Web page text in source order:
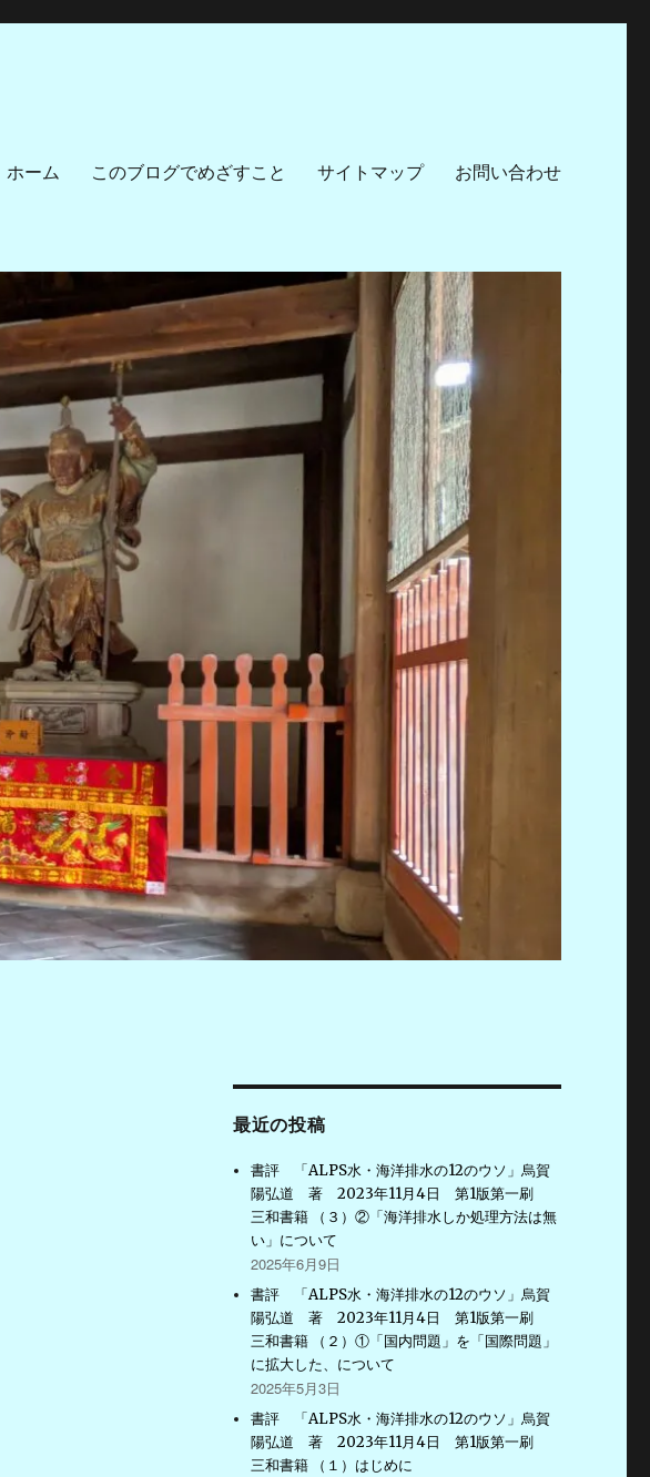
ホーム このブログでめざすこと サイトマップ お問い合わせ
最近の投稿
書評 「ALPS水・海洋排水の12のウソ」烏賀
陽弘道 著 2023年11月4日 第1版第一刷
三和書籍 （３）②「海洋排水しか処理方法は無
い」について
2025年6月9日
書評 「ALPS水・海洋排水の12のウソ」烏賀
陽弘道 著 2023年11月4日 第1版第一刷
三和書籍 （２）①「国内問題」を「国際問題」
に拡大した、について
2025年5月3日
書評 「ALPS水・海洋排水の12のウソ」烏賀
陽弘道 著 2023年11月4日 第1版第一刷
三和書籍 （１）はじめに